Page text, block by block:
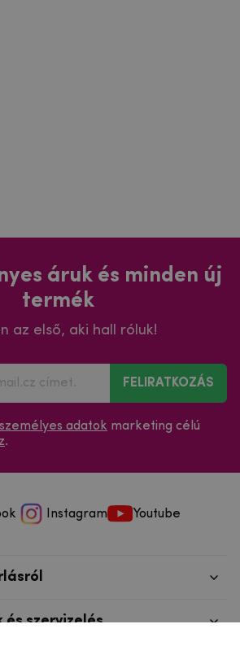
áruk és minden új
termék
az első, aki hall róluk!
FELIRATKOZÁS
személyes adatok marketing célú
.
Instagram Youtube
szervizelés